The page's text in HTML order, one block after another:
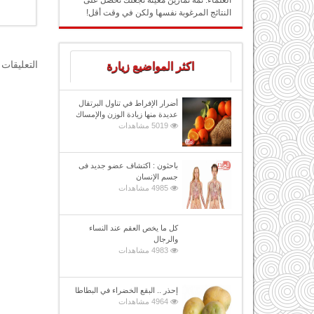
النتائج المرغوبة نفسها ولكن في وقت أقل!
اكثر المواضيع زيارة
أضرار الإفراط في تناول البرتقال
عديدة منها زيادة الوزن والإمساك
5019 مشاهدات
باحثون : اكتشاف عضو جديد فى
جسم الإنسان
4985 مشاهدات
كل ما يخص العقم عند النساء
والرجال
4983 مشاهدات
إحذر .. البقع الخضراء في البطاطا
4964 مشاهدات